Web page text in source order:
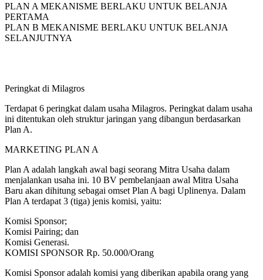
PLAN A MEKANISME BERLAKU UNTUK BELANJA
PERTAMA
PLAN B MEKANISME BERLAKU UNTUK BELANJA
SELANJUTNYA
Peringkat di Milagros
Terdapat 6 peringkat dalam usaha Milagros. Peringkat dalam usaha
ini ditentukan oleh struktur jaringan yang dibangun berdasarkan
Plan A.
MARKETING PLAN A
Plan A adalah langkah awal bagi seorang Mitra Usaha dalam
menjalankan usaha ini. 10 BV pembelanjaan awal Mitra Usaha
Baru akan dihitung sebagai omset Plan A bagi Uplinenya. Dalam
Plan A terdapat 3 (tiga) jenis komisi, yaitu:
Komisi Sponsor;
Komisi Pairing; dan
Komisi Generasi.
KOMISI SPONSOR Rp. 50.000/Orang
Komisi Sponsor adalah komisi yang diberikan apabila orang yang